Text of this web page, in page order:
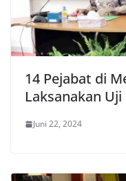
14 Pejabat di
Laksanakan
Juni 22, 2024